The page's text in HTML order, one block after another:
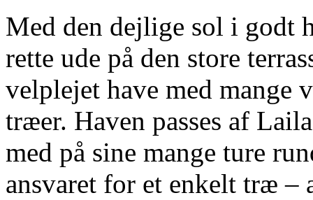
Med den dejlige sol i godt
rette ude på den store
velplejet have med mange
træer. Haven passes af
med på sine mange ture
ansvaret for et enkelt træ –